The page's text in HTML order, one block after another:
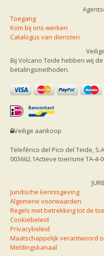
Toegang
Kom bij ons werken
Catalogus van diensten
Bij Volcano Teide hebben wij
betalingsmethoden.
Veilige aankoop
Teleférico del Pico del Teide,
003662.1Actieve toerisme TA-4-
Juridische kennisgeving
Algemene voorwaarden
Regels met betrekking tot de
Cookiebeleid
Privacybeleid
Maatschappelijk verantwoord
Meldingskanaal